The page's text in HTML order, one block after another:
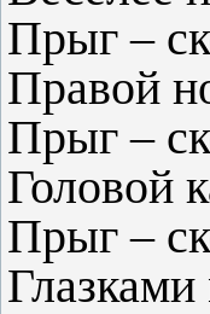
Прыг –
Правой
Прыг –
Головой
Прыг –